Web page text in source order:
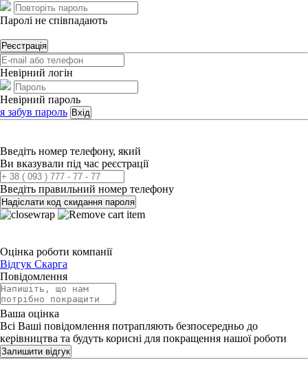
Паролі не співпадають
Реєстрація
Невірний логін
Невірний пароль
я забув пароль Вхід
Введіть номер телефону, який
Ви вказували під час реєстрації
Введіть правильний номер телефону
Надіслати код скидання пароля
Оцінка роботи компанії
Відгук Скарга
Повідомлення
Ваша оцінка
Всі Ваші повідомлення потрапляють безпосередньо до
керівництва та будуть корисні для покращення нашої роботи
Залишити відгук